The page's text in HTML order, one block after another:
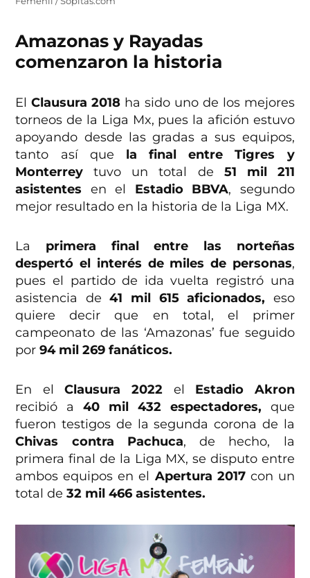
Amazonas y Rayadas
comenzaron la historia
ElClausura 2018 ha sido uno de los mejores
torneos de la Liga Mx, pues la afición estuvo
apoyando desde las gradas a sus equipos,
tanto así que la final entre Tigres y
Monterrey tuvo un total de 51 mil 211
asistentes en el Estadio BBVA, segundo
mejor resultado en la historia de la Liga MX.
La
primera final entre las norteñas
despertó el interés de miles de personas,
pues el partido de ida vuelta registró una
asistencia de41 mil 615 aficionados, eso
quiere decir que en total, el primer
campeonato de las ‘Amazonas’ fue seguido
por94 mil 269 fanáticos.
En el Clausura 2022 el Estadio Akron
recibió a40 mil 432 espectadores, que
fueron testigos de la segunda corona de la
Chivas contra Pachuca, de hecho, la
primera final de la Liga MX, se disputo entre
ambos equipos en el Apertura 2017 con un
total de32 mil 466 asistentes.